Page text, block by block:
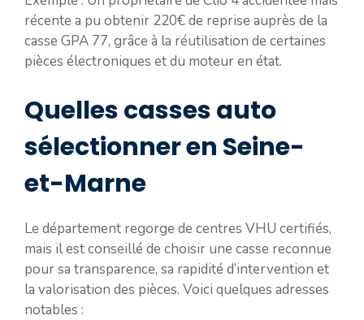
récente a pu obtenir 220€ de reprise auprès de la
casse GPA 77, grâce à la réutilisation de certaines
pièces électroniques et du moteur en état.
Quelles casses auto
sélectionner en Seine-
et-Marne
Le département regorge de centres VHU certifiés,
mais il est conseillé de choisir une casse reconnue
pour sa transparence, sa rapidité d’intervention et
la valorisation des pièces. Voici quelques adresses
notables :